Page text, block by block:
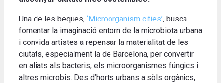
Una de les beques, ‘Microorganism cities’, busca
fomentar la imaginació entorn de la microbiota urbana
i convida artistes a repensar la materialitat de les
ciutats, especialment la de Barcelona, per convertir
en aliats als bacteris, els microorganismes fúngics i
altres microbis. Des d’horts urbans a sòls orgànics,